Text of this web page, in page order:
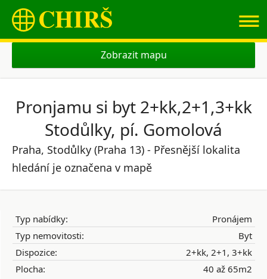
≡
Zobrazit mapu
Pronjamu si byt 2+kk,2+1,3+kk
Stodůlky, pí. Gomolová
Praha, Stodůlky (Praha 13) - Přesnější lokalita
hledání je označena v mapě
Typ nabídky:
Pronájem
Typ nemovitosti:
Byt
Dispozice:
2+kk, 2+1, 3+kk
Plocha:
40 až 65m2